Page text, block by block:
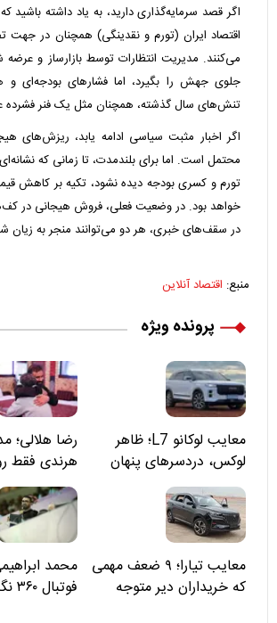
اگر قصد سرمایه‌گذاری دارید، به یاد داشته باشید
اقتصاد ایران (تورم و نقدینگی) همچنان در
می‌کنند. مدیریت انتظارات توسط بازارساز و
جلوی جهش را بگیرد، اما فشارهای بودجه‌ای و
تنش‌های سال گذشته، همچنان مثل یک فنر فشرده
اگر اخبار مثبت سیاسی ادامه یابد، ریزش‌های
محتمل است. اما برای بلندمدت، تا زمانی که نشانه‌ای
تورم و کسری بودجه دیده نشود، تکیه بر کاهش
خواهد بود. در وضعیت فعلی، فروش هیجانی در
در سقف‌های خبری، هر دو می‌توانند منجر به زیان
منبع: اقتصاد آنلاین
پرونده ویژه
معایب لوکانو L7؛ ظاهر
لوکس، دردسرهای پنهان
رضا هلالی؛
هرندی فقط
مسئولان
علی(ع)» را
معایب تیارا؛ ۹ ضعف مهمی
که خریداران دیر متوجه
محمد